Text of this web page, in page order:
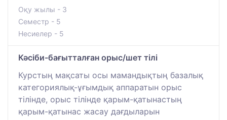
Оқу жылы - 3
Семестр - 5
Несиелер - 5
Кәсіби-бағытталған орыс/шет тілі
Курстың мақсаты осы мамандықтың базалық
категориялық-ұғымдық аппаратын орыс
тілінде, орыс тілінде қарым-қатынастың
қарым-қатынас жасау дағдыларын